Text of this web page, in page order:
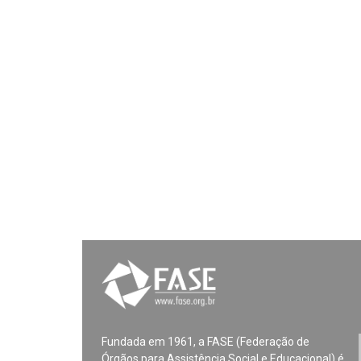
Fundada em 1961, a FASE (Federação de